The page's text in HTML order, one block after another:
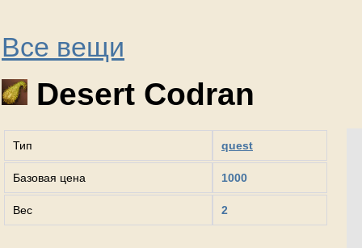
Все вещи
Desert Codran
Тип quest
Базовая цена 1000
Вес 2